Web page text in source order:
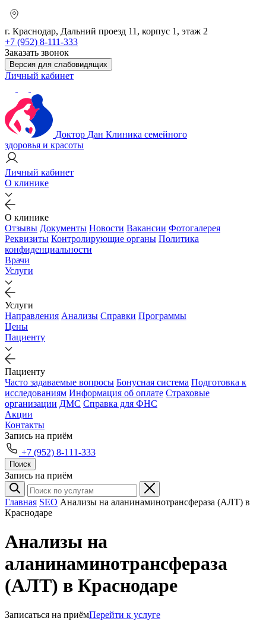
г. Краснодар, Дальний проезд 11, корпус 1, этаж 2
+7 (952) 8-111-333
Заказать звонок
Версия для слабовидящих
Личный кабинет
Доктор Дан Клиника семейного
здоровья и красоты
Личный кабинет
О клинике
О клинике
Отзывы Документы Новости Вакансии Фотогалерея
Реквизиты Контролирующие органы Политика
конфиденциальности
Врачи
Услуги
Услуги
Направления Анализы Справки Программы
Цены
Пациенту
Пациенту
Часто задаваемые вопросы Бонусная система Подготовка к
исследованиям Информация об оплате Страховые
организации ДМС Справка для ФНС
Акции
Контакты
Запись на приём
+7 (952) 8-111-333
Поиск
Запись на приём
Главная SEO Анализы на аланинаминотрансфераза (АЛТ) в
Краснодаре
Анализы на
аланинаминотрансфераза
(АЛТ) в Краснодаре
Записаться на приёмПерейти к услуге